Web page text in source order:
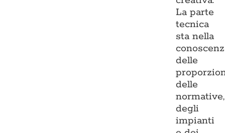
La parte
tecnica
sta nella
delle
delle
normative,
degli
impianti